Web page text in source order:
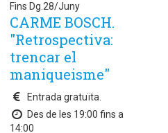
Fins Dg.28/Juny
CARME BOSCH.
"Retrospectiva:
trencar el
maniqueisme"
Entrada gratuïta.
Des de les 19:00 fins a
14:00